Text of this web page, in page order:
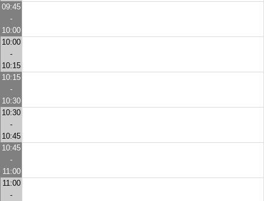
09:45
-
10:00
10:00
-
10:15
10:15
-
10:30
10:30
-
10:45
10:45
-
11:00
11:00
-